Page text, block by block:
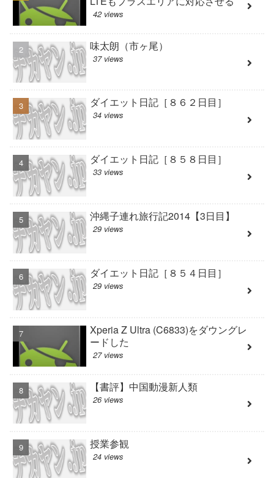
42 views
味太朗（市ヶ尾）
37 views
ダイエット日記［８６２日目］
34 views
ダイエット日記［８５８日目］
33 views
沖縄子連れ旅行記2014【3日目】
29 views
ダイエット日記［８５４日目］
29 views
Xperia Z Ultra (C6833)をダウングレ
ードした
27 views
【書評】中国動漫新人類
26 views
授業参観
24 views